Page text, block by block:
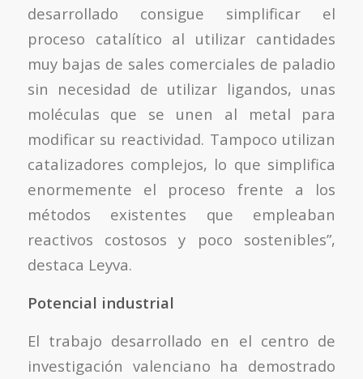
desarrollado consigue simplificar el
proceso catalítico al utilizar cantidades
muy bajas de sales comerciales de paladio
sin necesidad de utilizar ligandos, unas
moléculas que se unen al metal para
modificar su reactividad. Tampoco utilizan
catalizadores complejos, lo que simplifica
enormemente el proceso frente a los
métodos existentes que empleaban
reactivos costosos y poco sostenibles”,
destaca Leyva.
Potencial industrial
El trabajo desarrollado en el centro de
investigación valenciano ha demostrado